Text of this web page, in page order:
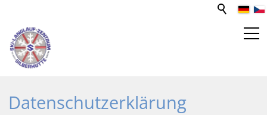
SPORT- UND FREIZEITZENTRUM
Datenschutzerklärung